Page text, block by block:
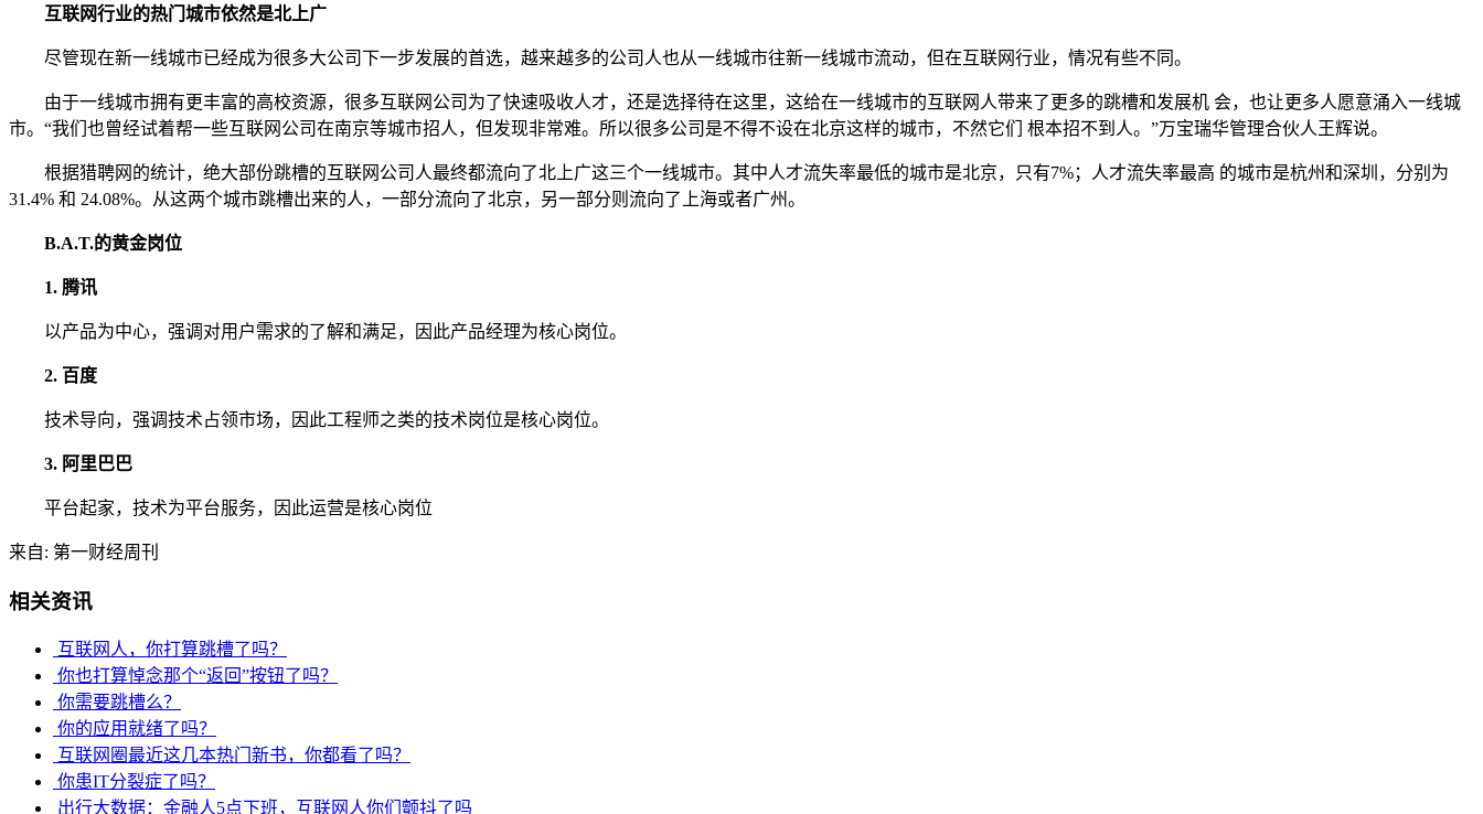
互联网行业的热门城市依然是北上广
尽管现在新一线城市已经成为很多大公司下一步发展的首选，越来越多的公司人也从一线城市往新一线城市流动，但在互联网行业，情况有些不同。
由于一线城市拥有更丰富的高校资源，很多互联网公司为了快速吸收人才，还是选择待在这里，这给在一线城市的互联网人带来了更多的跳槽和发展机 会，也让更多人愿意涌入一线城
市。“我们也曾经试着帮一些互联网公司在南京等城市招人，但发现非常难。所以很多公司是不得不设在北京这样的城市，不然它们 根本招不到人。”万宝瑞华管理合伙人王辉说。
根据猎聘网的统计，绝大部份跳槽的互联网公司人最终都流向了北上广这三个一线城市。其中人才流失率最低的城市是北京，只有7%；人才流失率最高 的城市是杭州和深圳，分别为
31.4% 和 24.08%。从这两个城市跳槽出来的人，一部分流向了北京，另一部分则流向了上海或者广州。
B.A.T.的黄金岗位
1. 腾讯
以产品为中心，强调对用户需求的了解和满足，因此产品经理为核心岗位。
2. 百度
技术导向，强调技术占领市场，因此工程师之类的技术岗位是核心岗位。
3. 阿里巴巴
平台起家，技术为平台服务，因此运营是核心岗位
来自: 第一财经周刊
相关资讯
互联网人，你打算跳槽了吗？
你也打算悼念那个“返回”按钮了吗？
你需要跳槽么？
你的应用就绪了吗？
互联网圈最近这几本热门新书，你都看了吗？
你患IT分裂症了吗？
出行大数据：金融人5点下班，互联网人你们颤抖了吗